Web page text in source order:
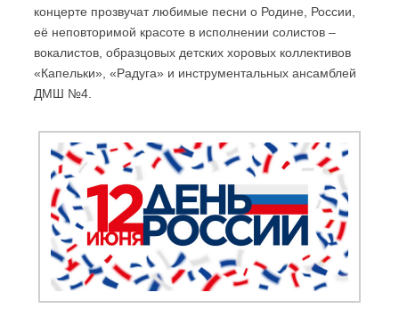
концерте прозвучат любимые песни о Родине, России,
её неповторимой красоте в исполнении солистов –
вокалистов, образцовых детских хоровых коллективов
«Капельки», «Радуга» и инструментальных ансамблей
ДМШ №4.